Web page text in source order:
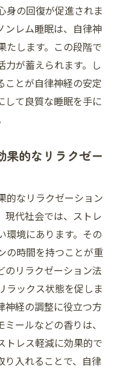
身の回復が促進されま
ンレム睡眠は、自律神
たします。この段階で
力が蓄えられます。し
ことが自律神経の安定
して良質な睡眠を手に
果的なリラクゼー
的なリラクゼーション
現代社会では、ストレ
環境にあります。その
の時間を持つことが重
のリラクゼーション法
ラックス状態を促しま
神経の調整に役立つ方
ールなどの香りは、
トレス軽減に効果的で
り入れることで、自律